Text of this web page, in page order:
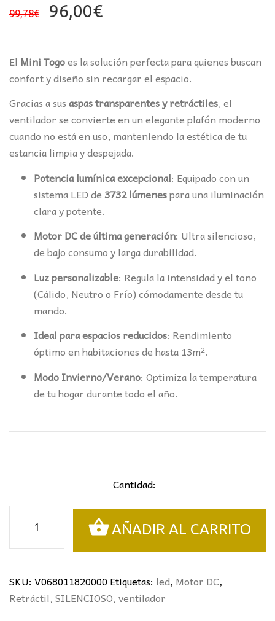
99,78€
El
original
era:
99,78€.
96,00€El
actual
es:
96,00€.
El Mini Togoes la solución perfecta para quienes buscan
confort y diseño sin recargar el espacio.
Gracias a susaspas transparentes y retráctiles, el
ventilador se convierte en un elegante plafón moderno
cuando no está en uso, manteniendo la estética de tu
estancia limpia y despejada.
Potencia lumínica excepcional: Equipado con un
sistema LED de 3732 lúmenespara una iluminación
clara y potente.
Motor DC de última generación: Ultra silencioso,
de bajo consumo y larga durabilidad.
Luz personalizable: Regula la intensidad y el tono
(Cálido, Neutro o Frío) cómodamente desde tu
mando.
Ideal para espacios reducidos: Rendimiento
óptimo en habitaciones de hasta 13m².
Modo Invierno/Verano: Optimiza la temperatura
de tu hogar durante todo el año.
Cantidad:
RETRÁCTIL
MINI
BLANCO
Ø91CMS
AÑADIR AL CARRITO
SKU: V068011820000Etiquetas: led, Motor DC,
Retráctil,SILENCIOSO,ventilador